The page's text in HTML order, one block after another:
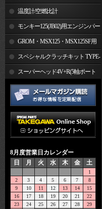
温度計/空燃比計
モンキー125(JB02)用エンジンパー
ツ GROM・MSX125・MSX125SF用
エンジンパーツ
スペシャルクラッチキット TYPE-
スーパーヘッド4V+R(5軸ポート
加工)
8月度営業日カレンダー
日
月 火 水 木 金 土
1
2
3 4 5 6 7
8
9
10 11 12 13 14
15
16
17 18 19 20 21
22
23
24 25 26 27 28
29